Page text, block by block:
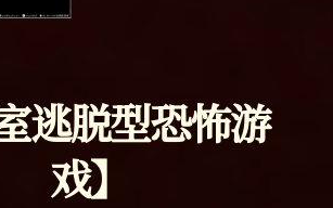
逃脱型恐怖游
戏】